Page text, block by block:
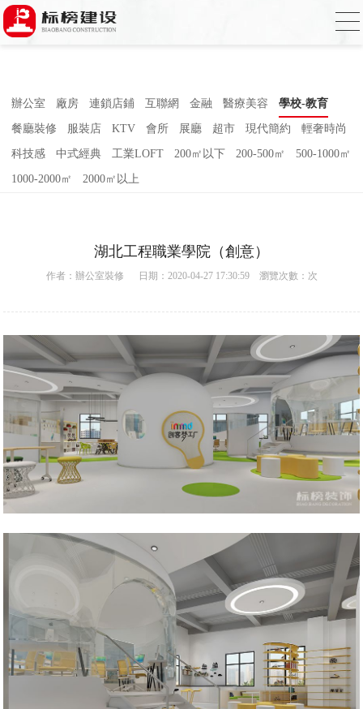
小蝌蚪影院在线观看,小蝌蚪影院污片,小蝌
蚪短视频APP,蝌蚪窉成人精品视频
辦公室 廠房 連鎖店鋪 互聯網 金融 醫療美容 學校-教育
餐廳裝修 服裝店 KTV 會所 展廳 超市 現代簡約 輕奢時尚
科技感 中式經典 工業LOFT 200㎡以下 200-500㎡ 500-1000㎡
1000-2000㎡ 2000㎡以上
湖北工程職業學院（創意）
作者： 辦公室裝修 日期：2020-04-27 17:30:59 瀏覽次數： 次